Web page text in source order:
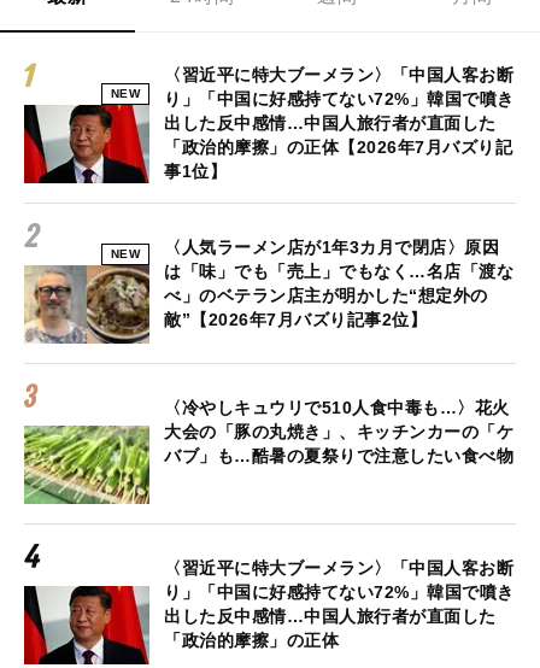
NEW
〈習近平に特大ブーメラン〉「中国人客お断
り」「中国に好感持てない72%」韓国で噴き
出した反中感情…中国人旅行者が直面した
「政治的摩擦」の正体【2026年7月バズり記
事1位】
NEW
〈人気ラーメン店が1年3カ月で閉店〉原因
は「味」でも「売上」でもなく…名店「渡な
べ」のベテラン店主が明かした“想定外の
敵”【2026年7月バズり記事2位】
〈冷やしキュウリで510人食中毒も…〉花火
大会の「豚の丸焼き」、キッチンカーの「ケ
バブ」も…酷暑の夏祭りで注意したい食べ物
〈習近平に特大ブーメラン〉「中国人客お断
り」「中国に好感持てない72%」韓国で噴き
出した反中感情…中国人旅行者が直面した
「政治的摩擦」の正体